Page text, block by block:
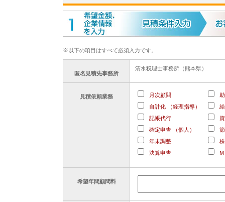
※以下の項目はすべて必須入力です。
匿名見積先事務所
清水税理士事務所（熊本県）
見積依頼業務
月次顧問
自計化 （経理指導）
記帳代行
確定申告 （個人）
年末調整
決算申告
M
希望年間顧問料